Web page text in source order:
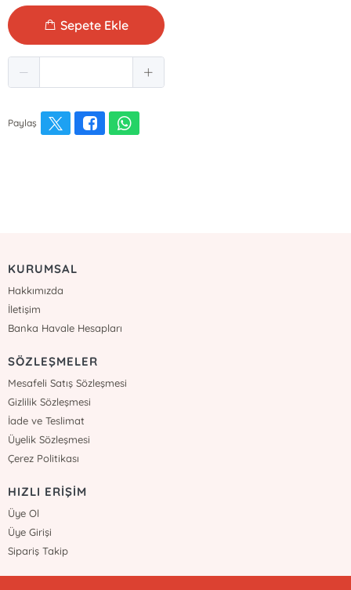
Sepete Ekle
Paylaş
KURUMSAL
Hakkımızda
İletişim
Banka Havale Hesapları
SÖZLEŞMELER
Mesafeli Satış Sözleşmesi
Gizlilik Sözleşmesi
İade ve Teslimat
Üyelik Sözleşmesi
Çerez Politikası
HIZLI ERİŞİM
Üye Ol
Üye Girişi
Sipariş Takip